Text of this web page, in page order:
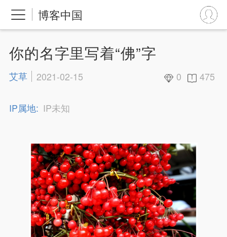
博客中国
你的名字里写着“佛”字
艾草 2021-02-15 0 475
IP属地: IP未知